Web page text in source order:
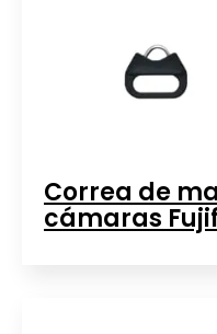
Correa de
cámaras